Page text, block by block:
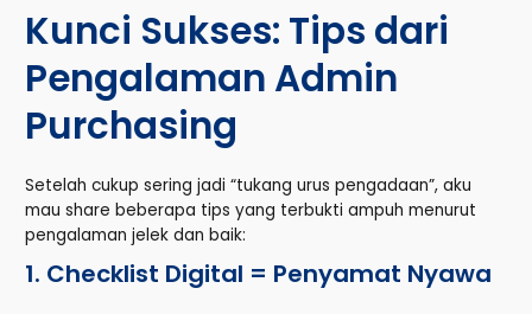
Kunci Sukses: Tips dari
Pengalaman Admin
Purchasing
Setelah cukup sering jadi “tukang urus pengadaan”, aku
mau share beberapa tips yang terbukti ampuh menurut
pengalaman jelek dan baik:
1. Checklist Digital = Penyamat Nyawa